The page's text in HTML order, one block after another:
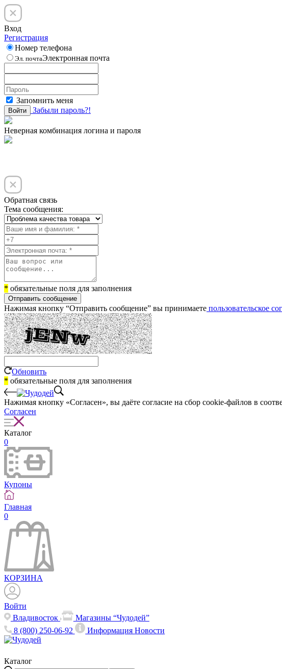
Вход
Регистрация
Номер телефона
Эл. почтаЭлектронная почта
Запомнить меня
Войти Забыли пароль?!
Неверная комбинация логина и пароля
Обратная связь
Тема сообщения:
* обязательные поля для заполнения
Отправить сообщение
Нажимая кнопку “Отправить сообщение” вы принимаете пользовательское
Обновить
* обязательные поля для заполнения
Нажимая кнопку «Согласен», вы даёте cогласие на сбор cookie-файлов в
Согласен
Каталог
0
Купоны
Главная
0
КОРЗИНА
Войти
Владивосток
Магазины “Чудодей”
8 (800) 250-06-92
ИнформацияНовости
Каталог